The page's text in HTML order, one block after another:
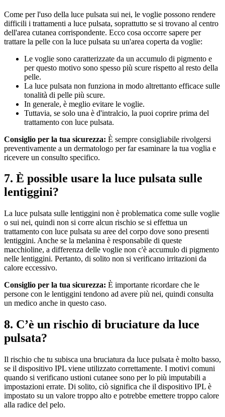
Come per l'uso della luce pulsata sui nei, le voglie possono rendere
difficili i trattamenti a luce pulsata, soprattutto se si trovano al centro
dell'area cutanea corrispondente. Ecco cosa occorre sapere per
trattare la pelle con la luce pulsata su un'area coperta da voglie:
Le voglie sono caratterizzate da un accumulo di pigmento e
per questo motivo sono spesso più scure rispetto al resto della
pelle.
La luce pulsata non funziona in modo altrettanto efficace sulle
tonalità di pelle più scure.
In generale, è meglio evitare le voglie.
Tuttavia, se solo una è d'intralcio, la puoi coprire prima del
trattamento con luce pulsata.
Consiglio per la tua sicurezza: È sempre consigliabile rivolgersi
preventivamente a un dermatologo per far esaminare la tua voglia e
ricevere un consulto specifico.
7. È possible usare la luce pulsata sulle
lentiggini?
La luce pulsata sulle lentiggini non è problematica come sulle voglie
o sui nei, quindi non si corre alcun rischio se si effettua un
trattamento con luce pulsata su aree del corpo dove sono presenti
lentiggini. Anche se la melanina è responsabile di queste
macchioline, a differenza delle voglie non c'è accumulo di pigmento
nelle lentiggini. Pertanto, di solito non si verificano irritazioni da
calore eccessivo.
Consiglio per la tua sicurezza: È importante ricordare che le
persone con le lentiggini tendono ad avere più nei, quindi consulta
un medico anche in questo caso.
8. C’è un rischio di bruciature da luce
pulsata?
Il rischio che tu subisca una bruciatura da luce pulsata è molto basso,
se il dispositivo IPL viene utilizzato correttamente. I motivi comuni
quando si verificano ustioni cutanee sono per lo più imputabili a
impostazioni errate. Di solito, ciò significa che il dispositivo IPL è
impostato su un valore troppo alto e potrebbe emettere troppo calore
alla radice del pelo.